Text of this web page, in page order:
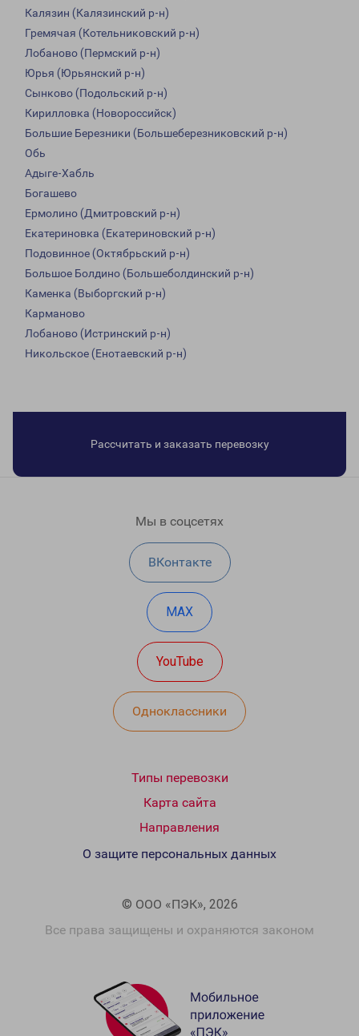
Калязин (Калязинский р-н)
Гремячая (Котельниковский р-н)
Лобаново (Пермский р-н)
Юрья (Юрьянский р-н)
Сынково (Подольский р-н)
Кирилловка (Новороссийск)
Большие Березники (Большеберезниковский р-н)
Обь
Адыге-Хабль
Богашево
Ермолино (Дмитровский р-н)
Екатериновка (Екатериновский р-н)
Подовинное (Октябрьский р-н)
Большое Болдино (Большеболдинский р-н)
Каменка (Выборгский р-н)
Карманово
Лобаново (Истринский р-н)
Никольское (Енотаевский р-н)
Рассчитать и заказать перевозку
Мы в соцсетях
ВКонтакте
MAX
YouTube
Одноклассники
Типы перевозки
Карта сайта
Направления
© ООО «ПЭК», 2026
Все права защищены и охраняются законом
О защите персональных данных